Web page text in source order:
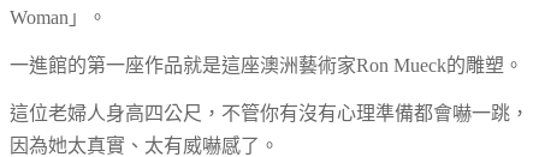
Woman」。
一進館的第一座作品就是這座澳洲藝術家Ron Mueck的雕塑。
這位老婦人身高四公尺，不管你有沒有心理準備都會嚇一跳，
因為她太真實、太有威嚇感了。